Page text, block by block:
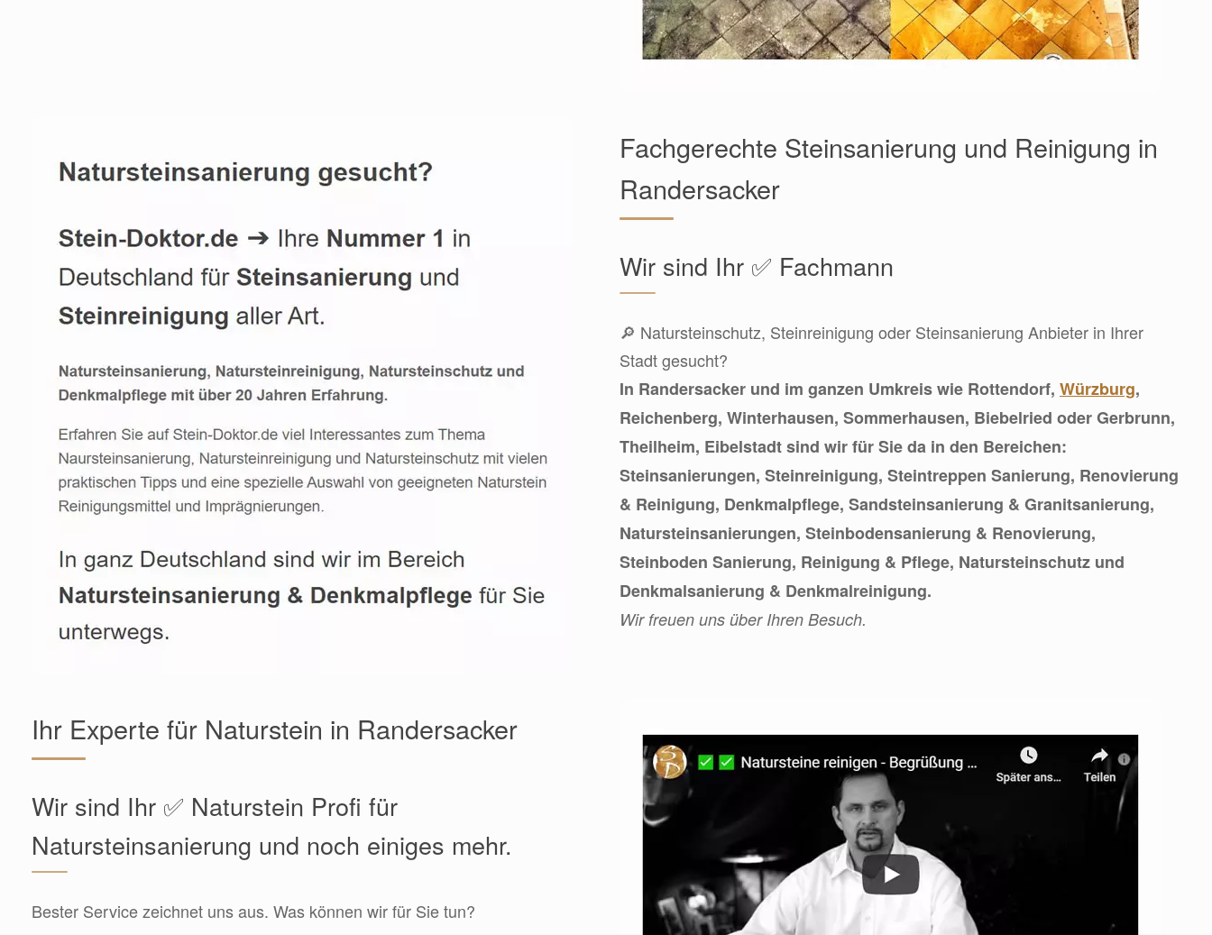
Fachgerechte Steinsanierung und Reinigung in
Randersacker
Wir sind Ihr ✅ Fachmann
🔎 Natursteinschutz, Steinreinigung oder Steinsanierung Anbieter in Ihrer
Stadt gesucht?
In Randersacker und im ganzen Umkreis wie Rottendorf, Würzburg,
Reichenberg, Winterhausen, Sommerhausen, Biebelried oder Gerbrunn,
Theilheim, Eibelstadt sind wir für Sie da in den Bereichen:
Steinsanierungen, Steinreinigung, Steintreppen Sanierung, Renovierung
& Reinigung, Denkmalpflege, Sandsteinsanierung & Granitsanierung,
Natursteinsanierungen, Steinbodensanierung & Renovierung,
Steinboden Sanierung, Reinigung & Pflege, Natursteinschutz und
Denkmalsanierung & Denkmalreinigung.
Wir freuen uns über Ihren Besuch.
Ihr Experte für Naturstein in Randersacker
Wir sind Ihr ✅ Naturstein Profi für
Natursteinsanierung und noch einiges mehr.
Bester Service zeichnet uns aus. Was können wir für Sie tun?